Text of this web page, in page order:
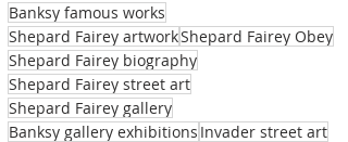
Banksy famous works
Shepard Fairey artworkShepard Fairey Obey
Shepard Fairey biography
Shepard Fairey street art
Shepard Fairey gallery
Banksy gallery exhibitions Invader street art